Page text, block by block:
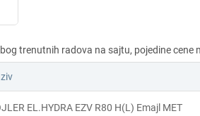
EL.HYDRA EZV R80 H(L) Emajl MET